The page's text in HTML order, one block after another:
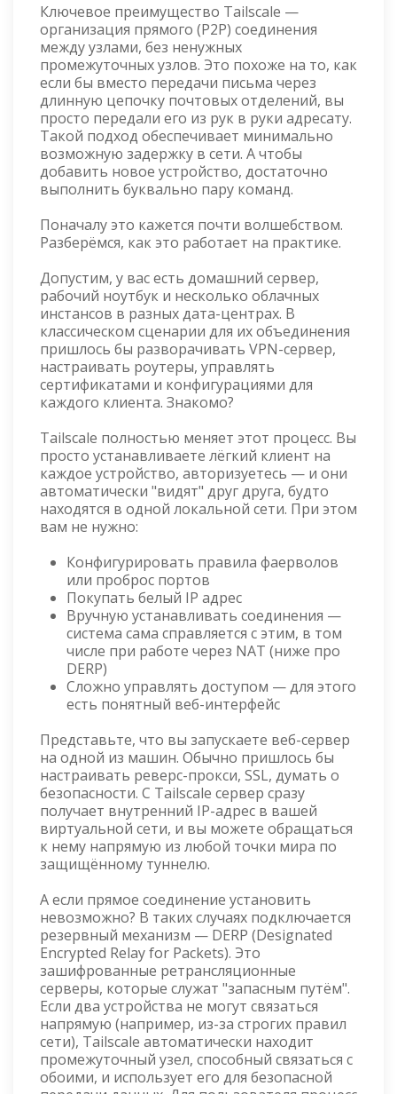
Ключевое преимущество Tailscale —
организация прямого (P2P) соединения
между узлами, без ненужных
промежуточных узлов. Это похоже на то, как
если бы вместо передачи письма через
длинную цепочку почтовых отделений, вы
просто передали его из рук в руки адресату.
Такой подход обеспечивает минимально
возможную задержку в сети. А чтобы
добавить новое устройство, достаточно
выполнить буквально пару команд.
Поначалу это кажется почти волшебством.
Разберёмся, как это работает на практике.
Допустим, у вас есть домашний сервер,
рабочий ноутбук и несколько облачных
инстансов в разных дата-центрах. В
классическом сценарии для их объединения
пришлось бы разворачивать VPN-сервер,
настраивать роутеры, управлять
сертификатами и конфигурациями для
каждого клиента. Знакомо?
Tailscale полностью меняет этот процесс. Вы
просто устанавливаете лёгкий клиент на
каждое устройство, авторизуетесь — и они
автоматически "видят" друг друга, будто
находятся в одной локальной сети. При этом
вам не нужно:
Конфигурировать правила фаерволов
или проброс портов
Покупать белый IP адрес
Вручную устанавливать соединения —
система сама справляется с этим, в том
числе при работе через NAT (ниже про
DERP)
Сложно управлять доступом — для этого
есть понятный веб-интерфейс
Представьте, что вы запускаете веб-сервер
на одной из машин. Обычно пришлось бы
настраивать реверс-прокси, SSL, думать о
безопасности. С Tailscale сервер сразу
получает внутренний IP-адрес в вашей
виртуальной сети, и вы можете обращаться
к нему напрямую из любой точки мира по
защищённому туннелю.
А если прямое соединение установить
невозможно? В таких случаях подключается
резервный механизм — DERP (Designated
Encrypted Relay for Packets). Это
зашифрованные ретрансляционные
серверы, которые служат "запасным путём".
Если два устройства не могут связаться
напрямую (например, из-за строгих правил
сети), Tailscale автоматически находит
промежуточный узел, способный связаться с
обоими, и использует его для безопасной